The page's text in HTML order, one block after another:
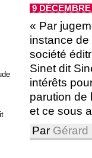
9
« Par
instance
société
Sinet dit
intérêts
parution de
et ce sous
Par Gérard